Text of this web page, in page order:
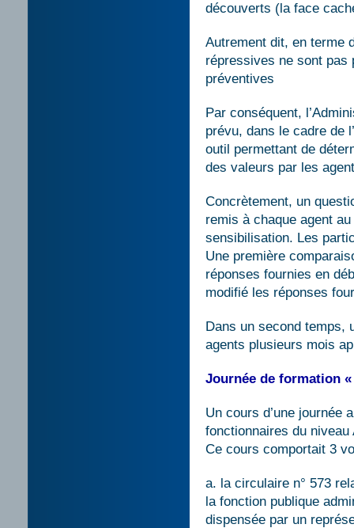
découverts (la face
Autrement dit, en terme
répressives ne sont pas
préventives
Par conséquent,
prévu, dans le cadre de
outil permettant de
des valeurs par les
Concrètement, un
remis à chaque agent
sensibilisation. Les
Une première
réponses fournies en
modifié les réponses
Dans un second temps,
agents plusieurs mois
Journée de formation
Un cours d’une journée
fonctionnaires du
Ce cours comportait 3
a. la circulaire n° 573
la fonction publique
dispensée par un